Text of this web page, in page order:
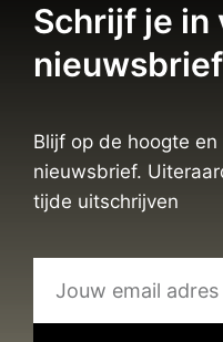
Schrijf je in
nieuwsbrief
Blijf op de hoogte
nieuwsbrief.
tijde uitschrijven